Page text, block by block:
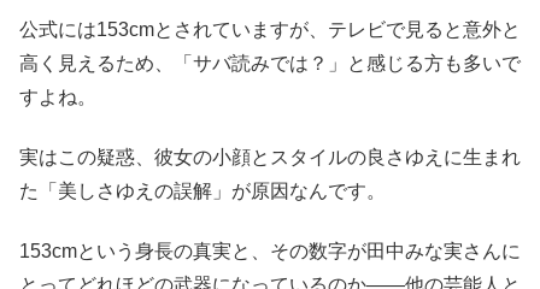
公式には153cmとされていますが、テレビで見ると意外と
高く見えるため、「サバ読みでは？」と感じる方も多いで
すよね。
実はこの疑惑、彼女の小顔とスタイルの良さゆえに生まれ
た「美しさゆえの誤解」が原因なんです。
153cmという身長の真実と、その数字が田中みな実さんに